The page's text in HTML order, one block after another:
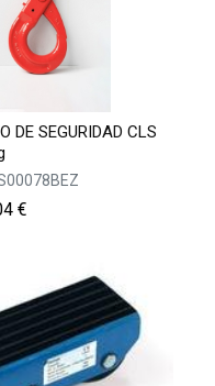
DE SEGURIDAD CLS
€